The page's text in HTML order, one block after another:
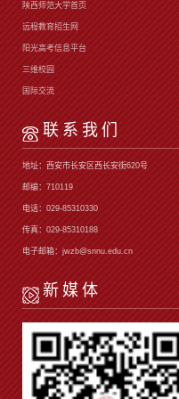
陕西师范大学首页
远程教育招生网
阳光高考信息平台
三维校园
国际交流
联系我们
地址：西安市长安区西长安街620号
邮编：710119
电话：029-85310330
传真：029-85310188
电子邮箱：jwzb@snnu.edu.cn
新媒体